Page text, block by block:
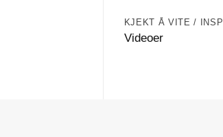
KJEKT Å VITE /
Videoer